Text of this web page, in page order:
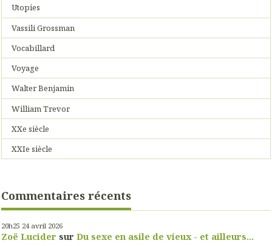
Utopies
Vassili Grossman
Vocabillard
Voyage
Walter Benjamin
William Trevor
XXe siècle
XXIe siècle
Commentaires récents
20h25 24 avril 2026
Zoë Lucider sur Du sexe en asile de vieux - et ailleurs...